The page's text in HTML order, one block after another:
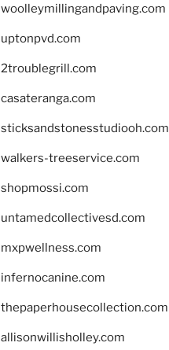
woolleymillingandpaving.com
uptonpvd.com
2troublegrill.com
casateranga.com
sticksandstonesstudiooh.com
walkers-treeservice.com
shopmossi.com
untamedcollectivesd.com
mxpwellness.com
infernocanine.com
thepaperhousecollection.com
allisonwillisholley.com